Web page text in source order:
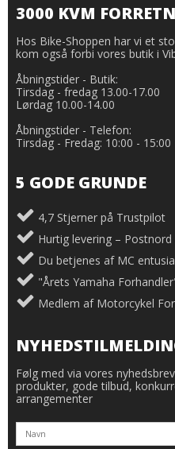
3000 KVM
Hos Bike-Shoppen har vi et
kom også forbi vores butik i
Åbningstider - Butik:
Tirsdag - fredag 13.00-17.00
Lørdag 10.00-14.00
Åbningstider - Telefon:
Tirsdag - Fredag: 10:00 - 15:00
5 GODE GRUNDE
4,7 Stjerner på Trustpilot
Hurtig levering – Postnord
Du betjenes af MC
"Årets Yamaha
Medlem af Motorcykel
Følg med via vores
produkter, gode tilbud,
arrangementer